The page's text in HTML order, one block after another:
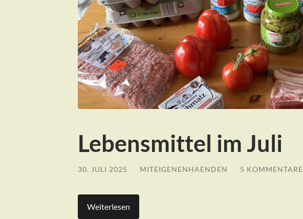
Lebensmittel im Juli
30. JULI 2025 MITEIGENENHAENDEN 5 KOMMENTARE
Weiterlesen